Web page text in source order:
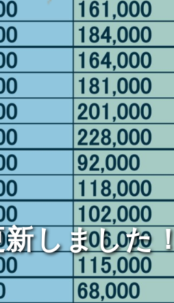
しました！